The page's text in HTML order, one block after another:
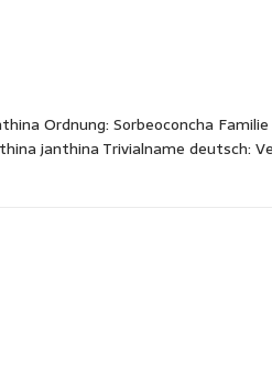
Ordnung: Sorbeoconcha
janthina Trivialname deutsch: